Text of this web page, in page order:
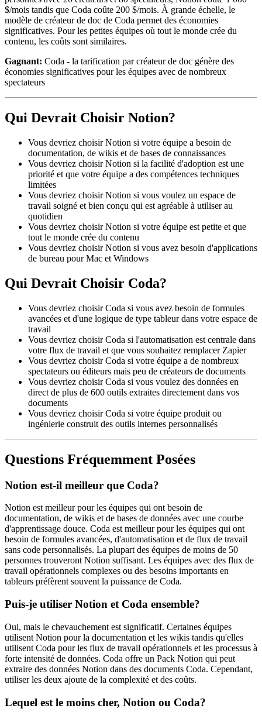
$/mois tandis que Coda coûte 200 $/mois. À grande échelle, le
modèle de créateur de doc de Coda permet des économies
significatives. Pour les petites équipes où tout le monde crée du
contenu, les coûts sont similaires.
Gagnant: Coda - la tarification par créateur de doc génère des
économies significatives pour les équipes avec de nombreux
spectateurs
Qui Devrait Choisir Notion?
Vous devriez choisir Notion si votre équipe a besoin de
documentation, de wikis et de bases de connaissances
Vous devriez choisir Notion si la facilité d'adoption est une
priorité et que votre équipe a des compétences techniques
limitées
Vous devriez choisir Notion si vous voulez un espace de
travail soigné et bien conçu qui est agréable à utiliser au
quotidien
Vous devriez choisir Notion si votre équipe est petite et que
tout le monde crée du contenu
Vous devriez choisir Notion si vous avez besoin d'applications
de bureau pour Mac et Windows
Qui Devrait Choisir Coda?
Vous devriez choisir Coda si vous avez besoin de formules
avancées et d'une logique de type tableur dans votre espace de
travail
Vous devriez choisir Coda si l'automatisation est centrale dans
votre flux de travail et que vous souhaitez remplacer Zapier
Vous devriez choisir Coda si votre équipe a de nombreux
spectateurs ou éditeurs mais peu de créateurs de documents
Vous devriez choisir Coda si vous voulez des données en
direct de plus de 600 outils extraites directement dans vos
documents
Vous devriez choisir Coda si votre équipe produit ou
ingénierie construit des outils internes personnalisés
Questions Fréquemment Posées
Notion est-il meilleur que Coda?
Notion est meilleur pour les équipes qui ont besoin de
documentation, de wikis et de bases de données avec une courbe
d'apprentissage douce. Coda est meilleur pour les équipes qui ont
besoin de formules avancées, d'automatisation et de flux de travail
sans code personnalisés. La plupart des équipes de moins de 50
personnes trouveront Notion suffisant. Les équipes avec des flux de
travail opérationnels complexes ou des besoins importants en
tableurs préfèrent souvent la puissance de Coda.
Puis-je utiliser Notion et Coda ensemble?
Oui, mais le chevauchement est significatif. Certaines équipes
utilisent Notion pour la documentation et les wikis tandis qu'elles
utilisent Coda pour les flux de travail opérationnels et les processus à
forte intensité de données. Coda offre un Pack Notion qui peut
extraire des données Notion dans des documents Coda. Cependant,
utiliser les deux ajoute de la complexité et des coûts.
Lequel est le moins cher, Notion ou Coda?